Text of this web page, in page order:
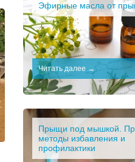
Эфирные масла от
Читать далее →
Прыщи под мышкой.
методы избавления и
профилактики